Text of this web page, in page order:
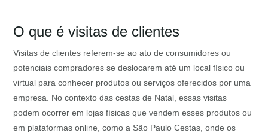
O que é visitas de clientes
Visitas de clientes referem-se ao ato de consumidores ou
potenciais compradores se deslocarem até um local físico ou
virtual para conhecer produtos ou serviços oferecidos por uma
empresa. No contexto das cestas de Natal, essas visitas
podem ocorrer em lojas físicas que vendem esses produtos ou
em plataformas online, como a São Paulo Cestas, onde os